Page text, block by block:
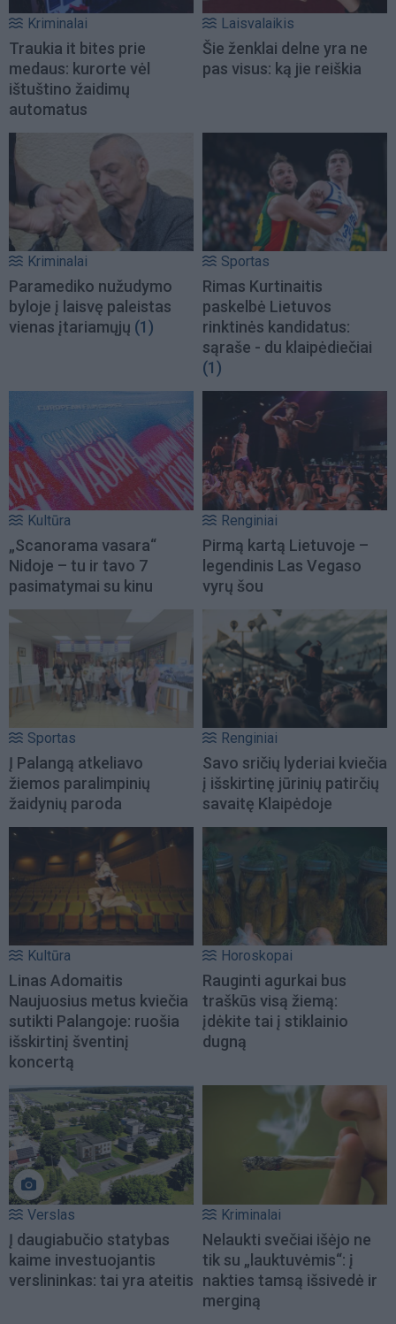
Kriminalai
Traukia it bites prie
medaus: kurorte vėl
ištuštino žaidimų
automatus
Laisvalaikis
Šie ženklai delne yra ne
pas visus: ką jie reiškia
Kriminalai
Paramediko nužudymo
byloje į laisvę paleistas
vienas įtariamųjų (1)
Sportas
Rimas Kurtinaitis
paskelbė Lietuvos
rinktinės kandidatus:
sąraše - du klaipėdiečiai
(1)
Kultūra
„Scanorama vasara“
Nidoje – tu ir tavo 7
pasimatymai su kinu
Renginiai
Pirmą kartą Lietuvoje –
legendinis Las Vegaso
vyrų šou
Sportas
Į Palangą atkeliavo
žiemos paralimpinių
žaidynių paroda
Renginiai
Savo sričių lyderiai kviečia
į išskirtinę jūrinių patirčių
savaitę Klaipėdoje
Kultūra
Linas Adomaitis
Naujuosius metus kviečia
sutikti Palangoje: ruošia
išskirtinį šventinį
koncertą
Horoskopai
Rauginti agurkai bus
traškūs visą žiemą:
įdėkite tai į stiklainio
dugną
Verslas
Į daugiabučio statybas
kaime investuojantis
verslininkas: tai yra ateitis
Kriminalai
Nelaukti svečiai išėjo ne
tik su „lauktuvėmis“: į
nakties tamsą išsivedė ir
merginą